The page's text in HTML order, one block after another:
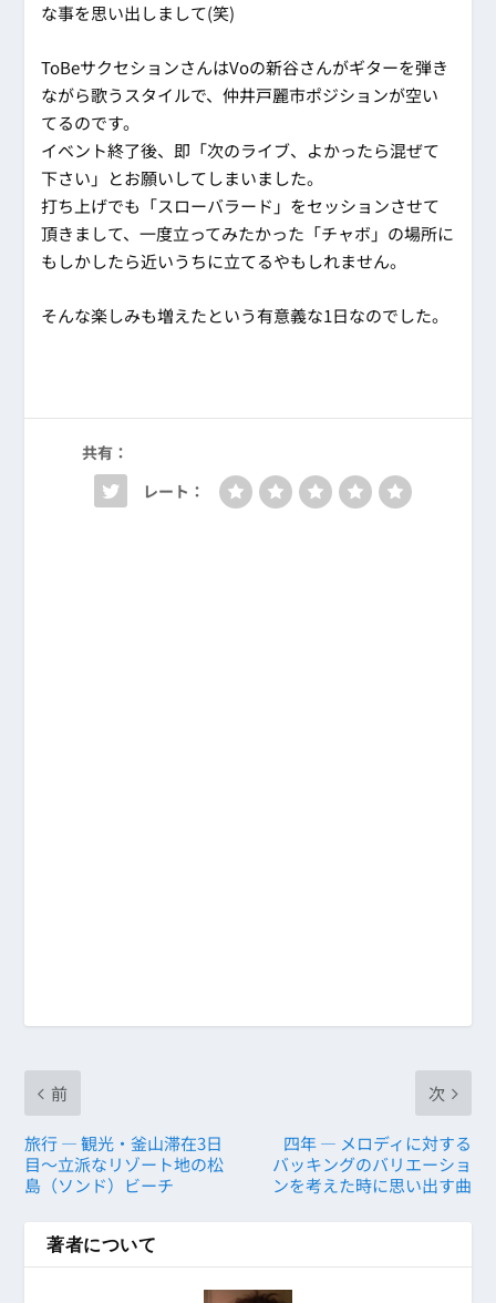
な事を思い出しまして(笑)
ToBeサクセションさんはVoの新谷さんがギターを弾き
ながら歌うスタイルで、仲井戸麗市ポジションが空い
てるのです。
イベント終了後、即「次のライブ、よかったら混ぜて
下さい」とお願いしてしまいました。
打ち上げでも「スローバラード」をセッションさせて
頂きまして、一度立ってみたかった「チャボ」の場所に
もしかしたら近いうちに立てるやもしれません。
そんな楽しみも増えたという有意義な1日なのでした。
共有：
レート：
前
旅行 ― 観光・釜山滞在3日
目～立派なリゾート地の松
島（ソンド）ビーチ
次
四年 ― メロディに対する
バッキングのバリエーショ
ンを考えた時に思い出す曲
著者について